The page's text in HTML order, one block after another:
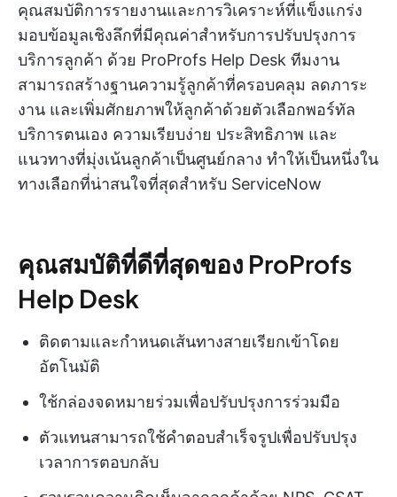
คุณสมบัติการรายงานและการวิเคราะห์ที่แข็งแกร่ง
มอบข้อมูลเชิงลึกที่มีคุณค่าสำหรับการปรับปรุงการ
บริการลูกค้า ด้วย ProProfs Help Desk ทีมงาน
สามารถสร้างฐานความรู้ลูกค้าที่ครอบคลุม ลดภาระ
งาน และเพิ่มศักยภาพให้ลูกค้าด้วยตัวเลือกพอร์ทัล
บริการตนเอง ความเรียบง่าย ประสิทธิภาพ และ
แนวทางที่มุ่งเน้นลูกค้าเป็นศูนย์กลาง ทำให้เป็นหนึ่งใน
ทางเลือกที่น่าสนใจที่สุดสำหรับ ServiceNow
คุณสมบัติที่ดีที่สุดของ ProProfs
Help Desk
ติดตามและกำหนดเส้นทางสายเรียกเข้าโดย
อัตโนมัติ
ใช้กล่องจดหมายร่วมเพื่อปรับปรุงการร่วมมือ
ตัวแทนสามารถใช้คำตอบสำเร็จรูปเพื่อปรับปรุง
เวลาการตอบกลับ